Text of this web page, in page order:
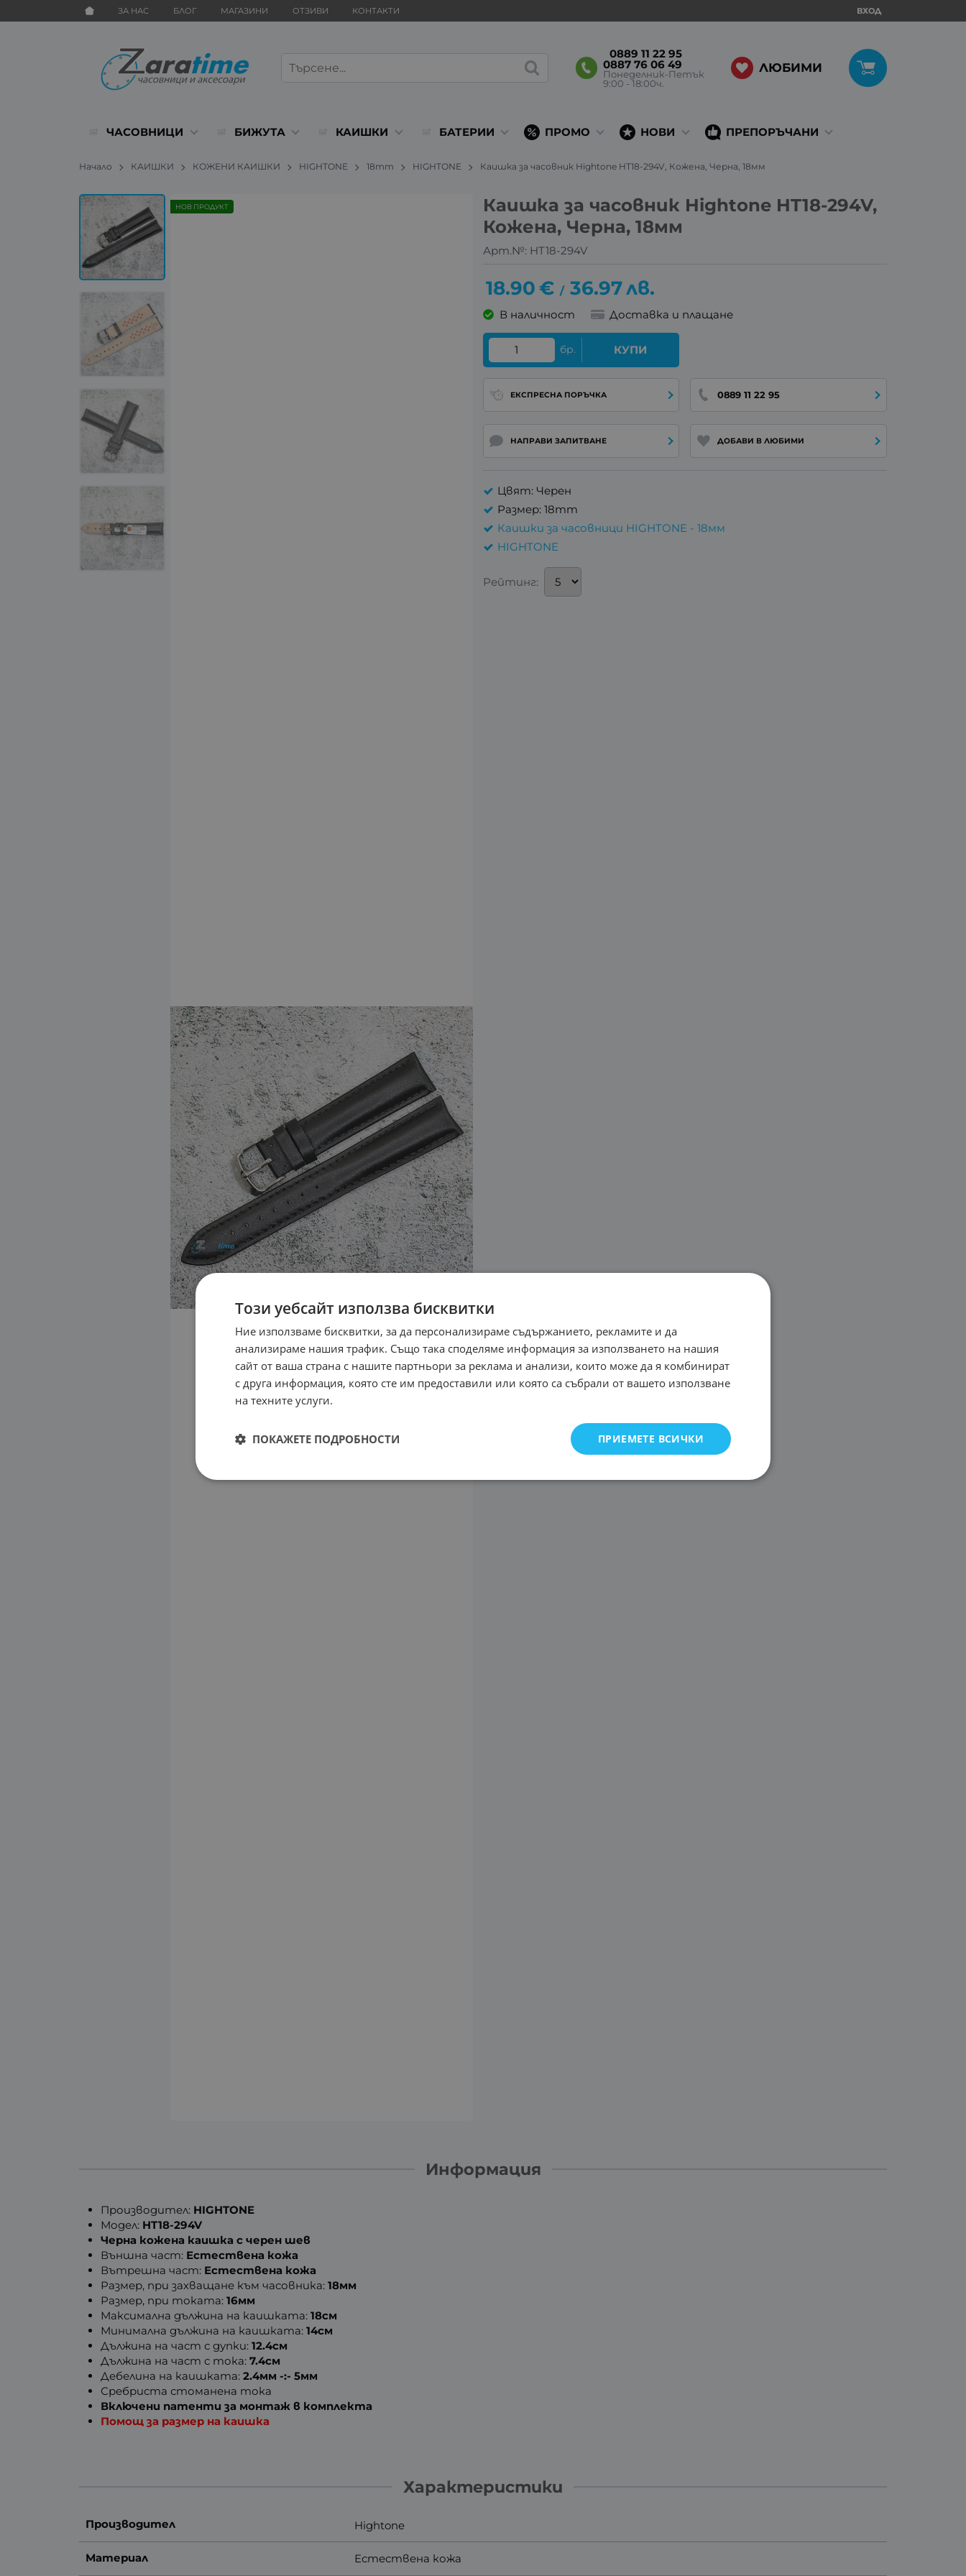
ЗА НАС БЛОГ МАГАЗИНИ ОТЗИВИ КОНТАКТИ ВХОД
0889 11 22 95
0887 76 06 49
Понеделник-Петък
9:00 - 18:00ч.
ЛЮБИМИ
ЧАСОВНИЦИ БИЖУТА КАИШКИ БАТЕРИИ ПРОМО НОВИ ПРЕПОРЪЧАНИ
Начало КАИШКИ КОЖЕНИ КАИШКИ HIGHTONE 18mm HIGHTONE Каишка за часовник Hightone HT18-294V, Кожена, Черна, 18мм
Каишка за часовник Hightone HT18-294V,
Кожена, Черна, 18мм
Арт.№: HT18-294V
НОВ ПРОДУКТ
18.90€ / 36.97лв.
В наличност Доставка и плащане
бр. КУПИ
ЕКСПРЕСНА ПОРЪЧКА 0889 11 22 95
НАПРАВИ ЗАПИТВАНЕ ДОБАВИ В ЛЮБИМИ
Цвят: Черен
Размер: 18mm
Каишки за часовници HIGHTONE - 18мм
HIGHTONE
Рейтинг:
Информация
Производител: HIGHTONE
Модел: HT18-294V
Черна кожена каишка с черен шев
Външна част: Естествена кожа
Вътрешна част: Естествена кожа
Размер, при захващане към часовника:18мм
Размер, при токата:16мм
Максимална дължина на каишката:18см
Минимална дължина на каишката:14см
Дължина на част с дупки: 12.4см
Дължина на част с тока: 7.4см
Дебелина на каишката:2.4мм -:- 5мм
Сребриста стоманена тока
Включени патенти за монтаж в комплекта
Помощ за размер на каишка
Характеристики
Производител Hightone
Материал Естествена кожа
Този уебсайт използва бисквитки
Ние използваме бисквитки, за да персонализираме съдържанието, рекламите и да
анализираме нашия трафик. Също така споделяме информация за използването на нашия
сайт от ваша страна с нашите партньори за реклама и анализи, които може да я комбинират
с друга информация, която сте им предоставили или която са събрали от вашето използване
на техните услуги.
ПРИЕМЕТЕ ВСИЧКИ
ПОКАЖЕТЕ ПОДРОБНОСТИ